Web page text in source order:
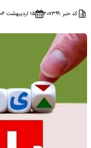
کد خبر :۴۰۷۳۹۹ ۱۵ اردیبهشت ۱۴۰۴ - ۱۸:۲۷